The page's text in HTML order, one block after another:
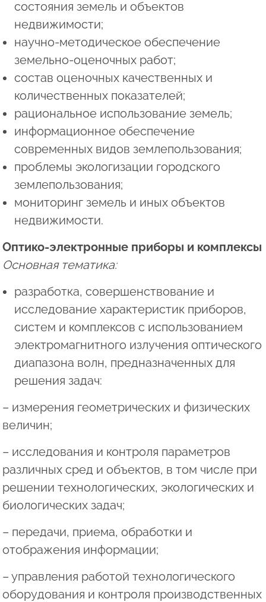
состояния земель и объектов
недвижимости;
научно-методическое обеспечение
земельно-оценочных работ;
состав оценочных качественных и
количественных показателей;
рациональное использование земель;
информационное обеспечение
современных видов землепользования;
проблемы экологизации городского
землепользования;
мониторинг земель и иных объектов
недвижимости.
Оптико-электронные приборы и комплексы
Основная тематика:
разработка, совершенствование и
исследование характеристик приборов,
систем и комплексов с использованием
электромагнитного излучения оптического
диапазона волн, предназначенных для
решения задач:
– измерения геометрических и физических
величин;
– исследования и контроля параметров
различных сред и объектов, в том числе при
решении технологических, экологических и
биологических задач;
– передачи, приема, обработки и
отображения информации;
– управления работой технологического
оборудования и контроля производственных